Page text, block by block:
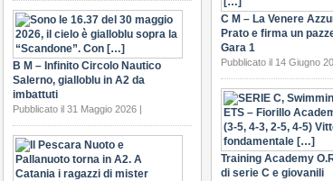
C M – La Venere
Prato e firma un
Gara 1
Pubblicato il 14 Giugno
Training Academy
di serie C e giovanili
B M – Infinito Circolo Nautico
Salerno, gialloblu in A2 da
imbattuti
Pubblicato il 31 Maggio 2026 |